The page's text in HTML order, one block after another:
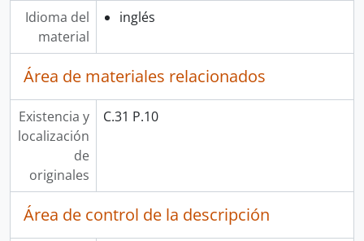
Idioma del
material
inglés
Área de materiales relacionados
Existencia y
localización
de
originales
C.31 P.10
Área de control de la descripción